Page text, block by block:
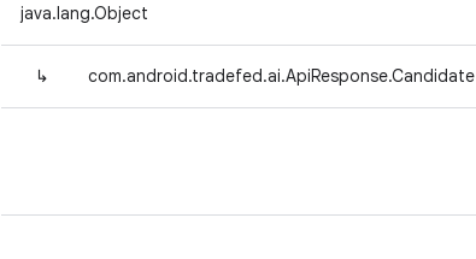
java.lang.Object
↳ com.android.tradefed.ai.ApiResponse.Candidate